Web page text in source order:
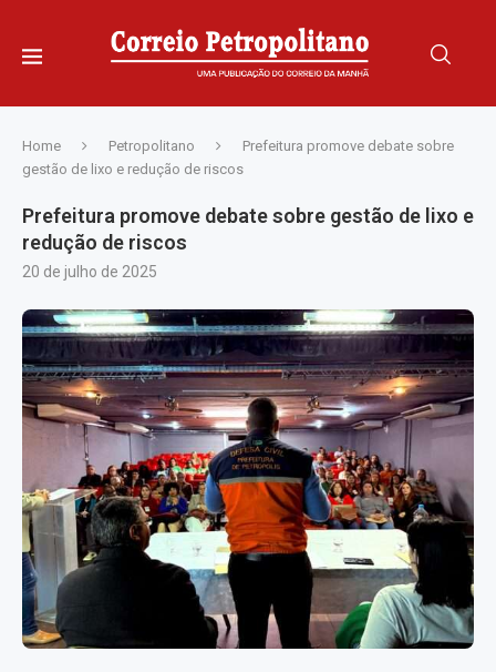
Home Petropolitano
Prefeitura promove debate sobre
gestão de lixo e redução de riscos
Prefeitura promove debate sobre gestão de lixo e
redução de riscos
20 de julho de 2025